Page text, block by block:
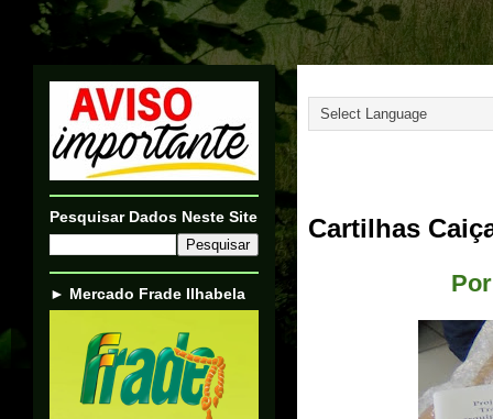
Cartilhas
Pesquisar Dados Neste Site
► Mercado Frade Ilhabela